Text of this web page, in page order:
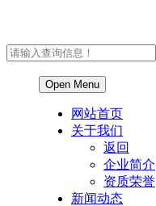
Open Menu
网站首页
关于我们
返回
企业简介
资质荣誉
新闻动态